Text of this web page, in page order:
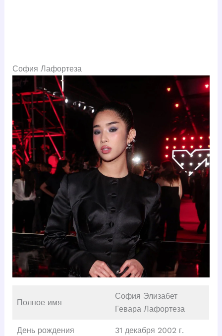
София Лафортеза
Полное имя
София Элизабет
Гевара Лафортеза
День рождения 31 декабря 2002 г.